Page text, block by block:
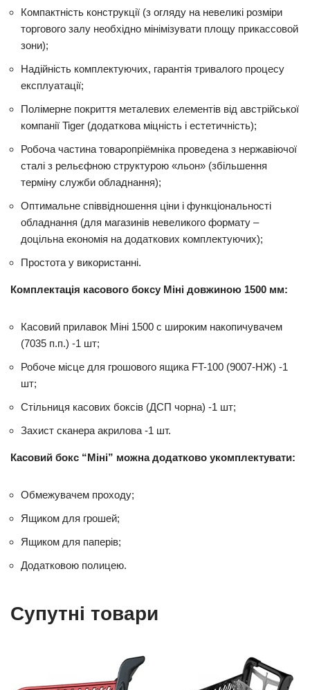
Компактність конструкції (з огляду на невеликі розміри
торгового залу необхідно мінімізувати площу прикассовой
зони);
Надійність комплектуючих, гарантія тривалого процесу
експлуатації;
Полімерне покриття металевих елементів від австрійської
компанії Tiger (додаткова міцність і естетичність);
Робоча частина товаропріёмніка проведена з нержавіючої
сталі з рельєфною структурою «льон» (збільшення
терміну служби обладнання);
Оптимальне співвідношення ціни і функціональності
обладнання (для магазинів невеликого формату –
доцільна економія на додаткових комплектуючих);
Простота у використанні.
Комплектація касового боксу Міні довжиною 1500 мм:
Касовий прилавок Міні 1500 с широким накопичувачем
(7035 п.п.) -1 шт;
Робоче місце для грошового ящика FT-100 (9007-НЖ) -1
шт;
Стільниця касових боксів (ДСП чорна) -1 шт;
Захист сканера акрилова -1 шт.
Касовий бокс “Міні” можна додатково укомплектувати:
Обмежувачем проходу;
Ящиком для грошей;
Ящиком для паперів;
Додатковою полицею.
Супутні товари